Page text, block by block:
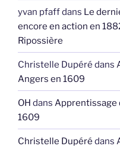
yvan pfaffdans Le
encore en action en
Ripossière
Christelle Dupéré dans
Angers en 1609
OH dans Apprentissage
1609
Christelle Dupéré dans